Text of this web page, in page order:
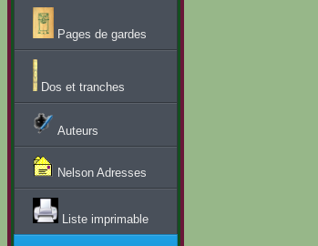
Pages de gardes
Dos et tranches
Auteurs
Nelson Adresses
Liste imprimable